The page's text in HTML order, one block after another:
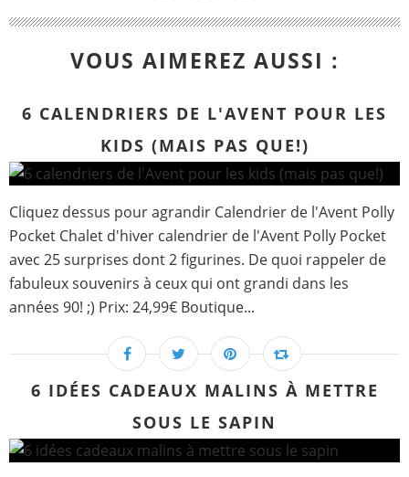
VOUS AIMEREZ AUSSI :
6 CALENDRIERS DE L'AVENT POUR LES
KIDS (MAIS PAS QUE!)
Cliquez dessus pour agrandir Calendrier de l'Avent Polly
Pocket Chalet d'hiver calendrier de l'Avent Polly Pocket
avec 25 surprises dont 2 figurines. De quoi rappeler de
fabuleux souvenirs à ceux qui ont grandi dans les
années 90! ;) Prix: 24,99€ Boutique...
6 IDÉES CADEAUX MALINS À METTRE
SOUS LE SAPIN